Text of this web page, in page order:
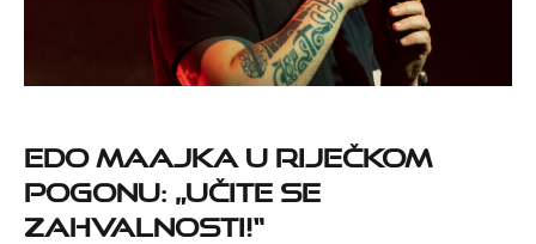
Edo Maajka u riječkom
Pogonu: „Učite se
zahvalnosti!“